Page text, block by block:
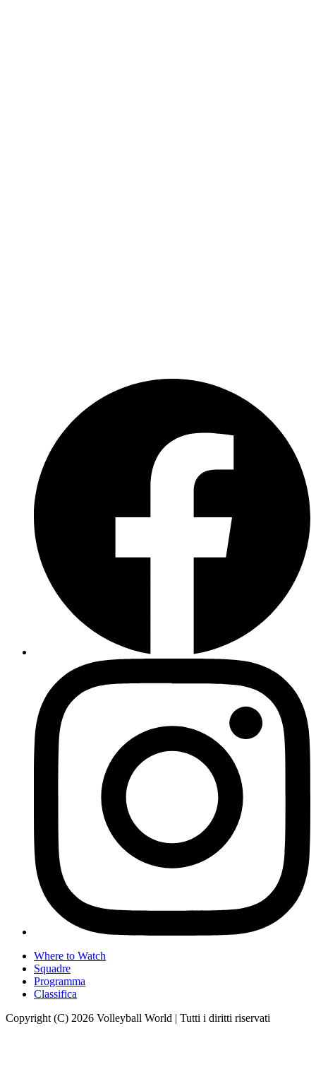
Where to Watch
Squadre
Programma
Classifica
Copyright (C) 2026 Volleyball World | Tutti i diritti riservati